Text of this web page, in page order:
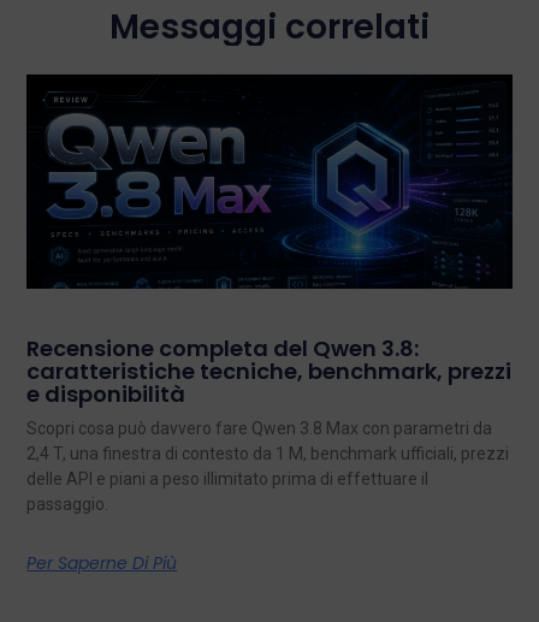
Messaggi correlati
Recensione completa del Qwen 3.8:
caratteristiche tecniche, benchmark, prezzi
e disponibilità
Scopri cosa può davvero fare Qwen 3.8 Max con parametri da
2,4 T, una finestra di contesto da 1 M, benchmark ufficiali, prezzi
delle API e piani a peso illimitato prima di effettuare il
passaggio.
Per Saperne Di Più